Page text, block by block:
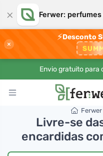
× Ferwer:
×
⚡Desconto
Envio gratuito para
Ferwer
Livre-se
encardidas